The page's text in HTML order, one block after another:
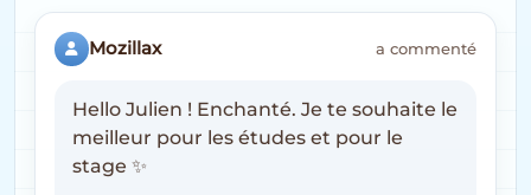
Mozillax a commenté
Hello Julien ! Enchanté. Je te souhaite le
meilleur pour les études et pour le
stage ✨